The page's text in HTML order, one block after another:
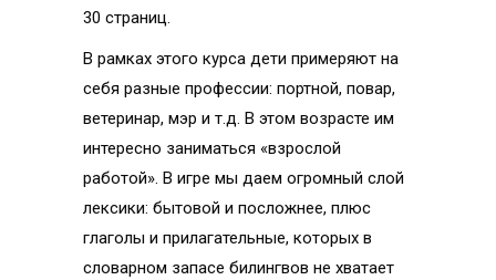
30 страниц.
В рамках этого курса дети примеряют на
себя разные профессии: портной, повар,
ветеринар, мэр и т.д. В этом возрасте им
интересно заниматься «взрослой
работой». В игре мы даем огромный слой
лексики: бытовой и посложнее, плюс
глаголы и прилагательные, которых в
словарном запасе билингвов не хватает